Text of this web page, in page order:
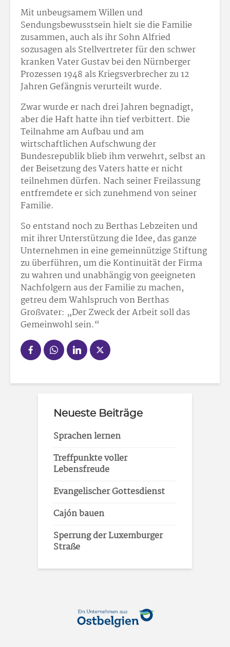
Mit unbeugsamem Willen und
Sendungsbewusstsein hielt sie die Familie
zusammen, auch als ihr Sohn Alfried
sozusagen als Stellvertreter für den schwer
kranken Vater Gustav bei den Nürnberger
Prozessen 1948 als Kriegsverbrecher zu 12
Jahren Gefängnis verurteilt wurde.
Zwar wurde er nach drei Jahren begnadigt,
aber die Haft hatte ihn tief verbittert. Die
Teilnahme am Aufbau und am
wirtschaftlichen Aufschwung der
Bundesrepublik blieb ihm verwehrt, selbst an
der Beisetzung des Vaters hatte er nicht
teilnehmen dürfen. Nach seiner Freilassung
entfremdete er sich zunehmend von seiner
Familie.
So entstand noch zu Berthas Lebzeiten und
mit ihrer Unterstützung die Idee, das ganze
Unternehmen in eine gemeinnützige Stiftung
zu überführen, um die Kontinuität der Firma
zu wahren und unabhängig von geeigneten
Nachfolgern aus der Familie zu machen,
getreu dem Wahlspruch von Berthas
Großvater: „Der Zweck der Arbeit soll das
Gemeinwohl sein.“
Neueste Beiträge
Sprachen lernen
Treffpunkte voller
Lebensfreude
Evangelischer Gottesdienst
Cajón bauen
Sperrung der Luxemburger
Straße